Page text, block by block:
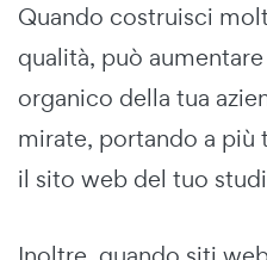
Quando costruisci
qualità, può
organico della tua
mirate, portando a
il sito web del tuo